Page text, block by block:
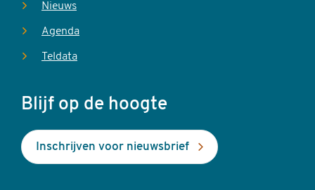
Nieuws
Agenda
Teldata
Blijf op de hoogte
Inschrijven voor nieuwsbrief